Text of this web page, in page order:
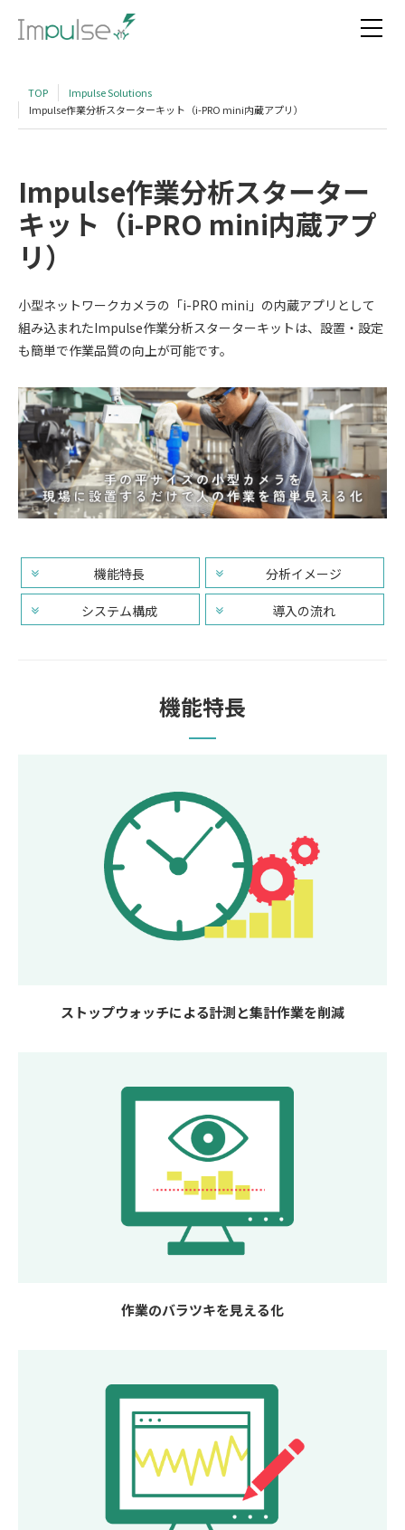
TOP
Impulse Solutions
Impulse作業分析スターターキット（i-PRO mini内蔵アプリ）
Impulse作業分析スターター
キット（i-PRO mini内蔵アプ
リ）
小型ネットワークカメラの「i-PRO mini 」の内蔵アプリとして
組み込まれたImpulse作業分析スターターキットは、設置・設定
も簡単で作業品質の向上が可能です。
機能特長 分析イメージ
システム構成 導入の流れ
機能特長
ストップウォッチによる計測と集計作業を削減
作業のバラツキを見える化